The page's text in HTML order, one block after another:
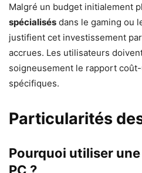
Malgré un budget initialement
spécialisés dans le gaming ou
justifient cet investissement
accrues. Les utilisateurs
soigneusement le rapport
spécifiques.
Particularités
Pourquoi utiliser